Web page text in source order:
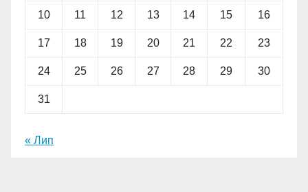
10 11 12 13 14 15 16
17 18 19 20 21 22 23
24 25 26 27 28 29 30
31
« Лип